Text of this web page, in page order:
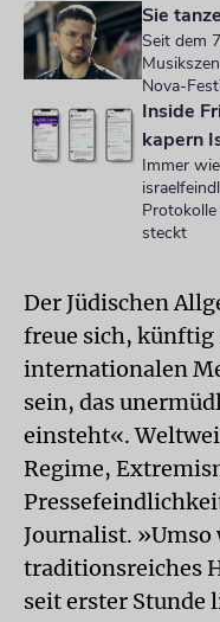
Sie
Seit dem
Nova-
Inside
kapern
Immer
steckt
Der Jüdischen
freue sich, künftig
internationalen
sein, das
einsteht«.
Regime,
Journalist.
traditionsreiches
seit erster Stunde